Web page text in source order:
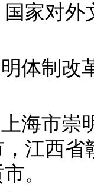
家对
体制改
海市崇
江西
。